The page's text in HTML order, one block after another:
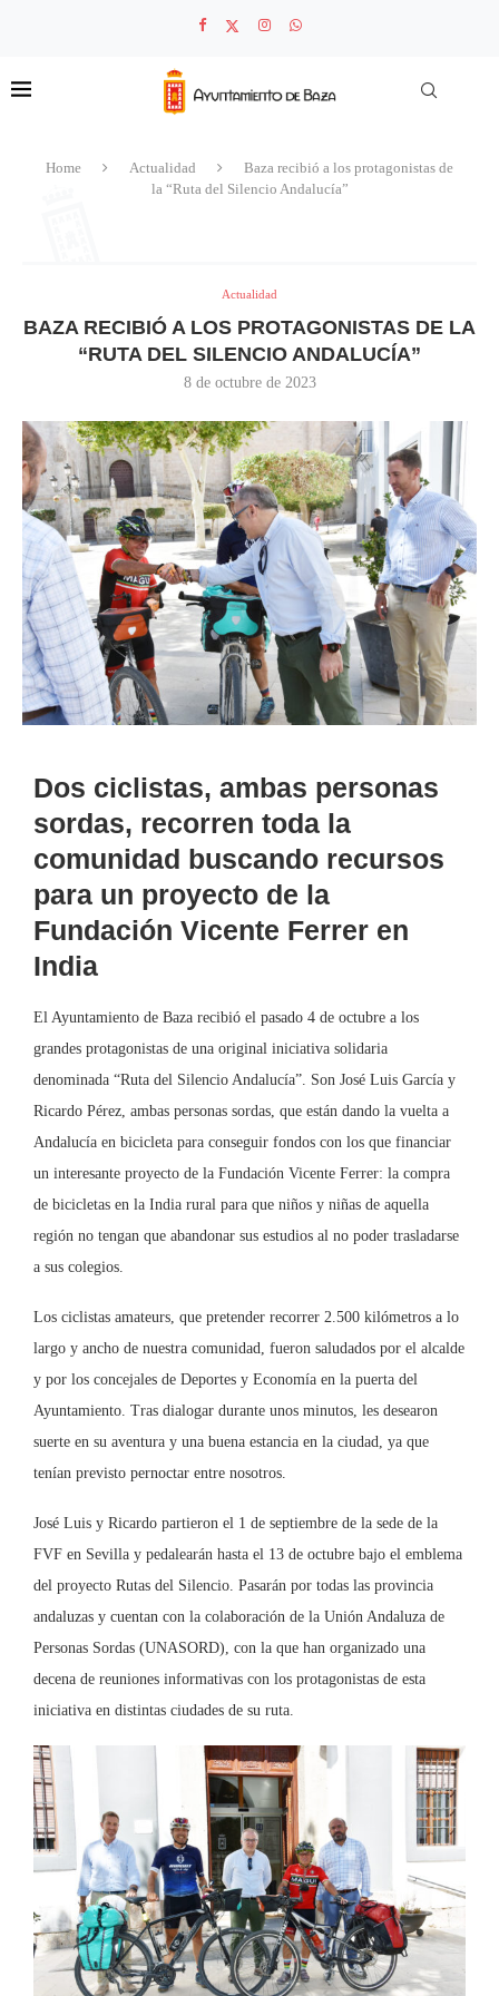
Home Actualidad
Baza recibió a los protagonistas de
la “Ruta del Silencio Andalucía”
Actualidad
BAZA RECIBIÓ A LOS PROTAGONISTAS DE LA
“RUTA DEL SILENCIO ANDALUCÍA”
8 de octubre de 2023
Dos ciclistas, ambas personas
sordas, recorren toda la
comunidad buscando recursos
para un proyecto de la
Fundación Vicente Ferrer en
India
El Ayuntamiento de Baza recibió el pasado 4 de octubre a los
grandes protagonistas de una original iniciativa solidaria
denominada “Ruta del Silencio Andalucía”. Son José Luis García y
Ricardo Pérez, ambas personas sordas, que están dando la vuelta a
Andalucía en bicicleta para conseguir fondos con los que financiar
un interesante proyecto de la Fundación Vicente Ferrer: la compra
de bicicletas en la India rural para que niños y niñas de aquella
región no tengan que abandonar sus estudios al no poder trasladarse
a sus colegios.
Los ciclistas amateurs, que pretender recorrer 2.500 kilómetros a lo
largo y ancho de nuestra comunidad, fueron saludados por el alcalde
y por los concejales de Deportes y Economía en la puerta del
Ayuntamiento. Tras dialogar durante unos minutos, les desearon
suerte en su aventura y una buena estancia en la ciudad, ya que
tenían previsto pernoctar entre nosotros.
José Luis y Ricardo partieron el 1 de septiembre de la sede de la
FVF en Sevilla y pedalearán hasta el 13 de octubre bajo el emblema
del proyecto Rutas del Silencio. Pasarán por todas las provincia
andaluzas y cuentan con la colaboración de la Unión Andaluza de
Personas Sordas (UNASORD), con la que han organizado una
decena de reuniones informativas con los protagonistas de esta
iniciativa en distintas ciudades de su ruta.